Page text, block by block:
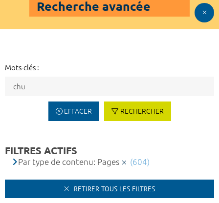
Recherche avancée
Mots-clés :
EFFACER RECHERCHER
FILTRES ACTIFS
Par type de contenu: Pages (604)
RETIRER TOUS LES FILTRES